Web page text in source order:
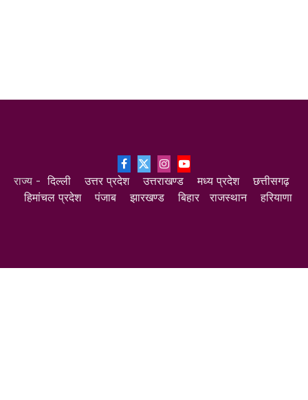
Facebook
X
(Twitter)
InstagramYouTube
राज्य -दिल्ली उत्तर प्रदेश उत्तराखण्ड मध्य प्रदेश
छत्तीसगढ़
हिमांचल प्रदेश
पंजाब झारखण्ड बिहार राजस्थान हरियाणा